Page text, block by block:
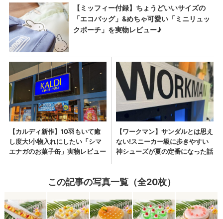
この記事の写真一覧（全20枚）